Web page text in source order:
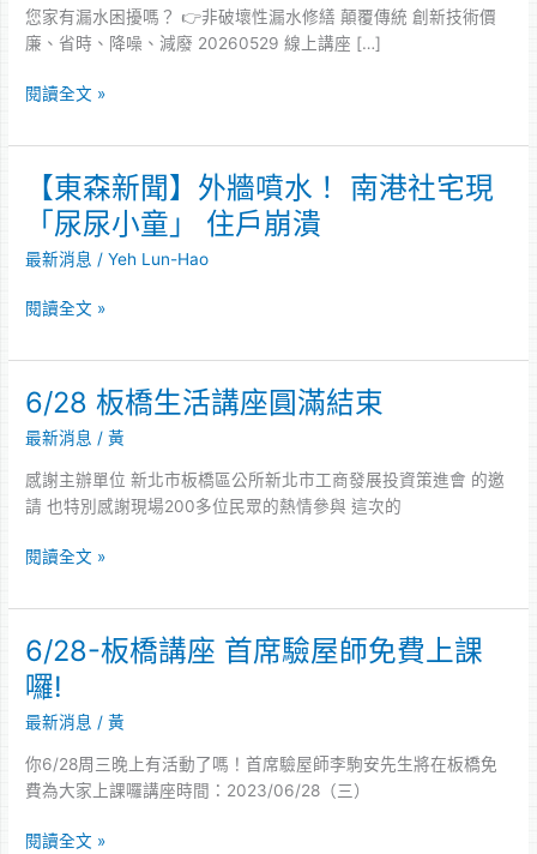
您家有漏水困擾嗎？ 👉非破壞性漏水修繕 顛覆傳統 創新技術價
廉、省時、降噪、減廢 20260529 線上講座 […]
費
漏
講
閱讀全文 »
【東森新聞】外牆噴水！ 南港社宅現
「尿尿小童」 住戶崩潰
最新消息 /Yeh Lun-Hao
【東
聞】
牆
水！
南
港
社
宅
現
尿
童」
戶
崩
閱讀全文 »
6/28 板橋生活講座圓滿結束
最新消息 /黃
感謝主辦單位 新北市板橋區公所新北市工商發展投資策進會 的邀
請 也特別感謝現場200多位民眾的熱情參與 這次的
6/28
橋
生
活
座
滿
結
束
閱讀全文 »
6/28-板橋講座 首席驗屋師免費上課
囉!
最新消息 /黃
你6/28周三晚上有活動了嗎！首席驗屋師李駒安先生將在板橋免
費為大家上課囉講座時間：2023/06/28（三）
6/28-
板
橋
講
座
首
席
驗
閱讀全文 »